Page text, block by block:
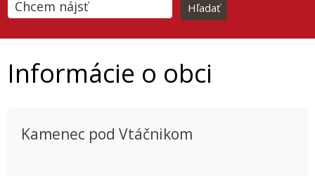
Informácie o obci
Kamenec pod Vtáčnikom